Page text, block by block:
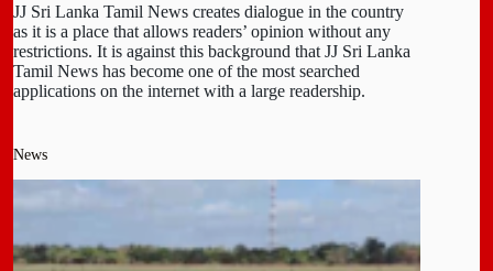
JJ Sri Lanka Tamil News creates dialogue in the country
as it is a place that allows readers’ opinion without any
restrictions. It is against this background that JJ Sri Lanka
Tamil News has become one of the most searched
applications on the internet with a large readership.
News